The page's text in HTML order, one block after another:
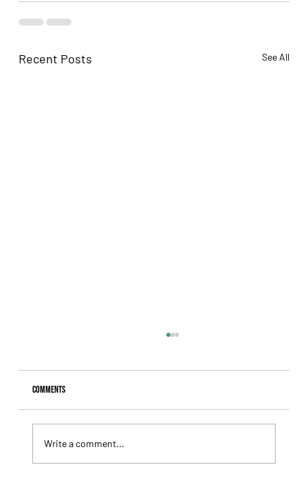
Recent Posts See All
Comments
Write a comment...